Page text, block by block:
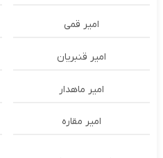
امیر قمی
امیر قنبریان
امیر ماهدار
امیر مقاره